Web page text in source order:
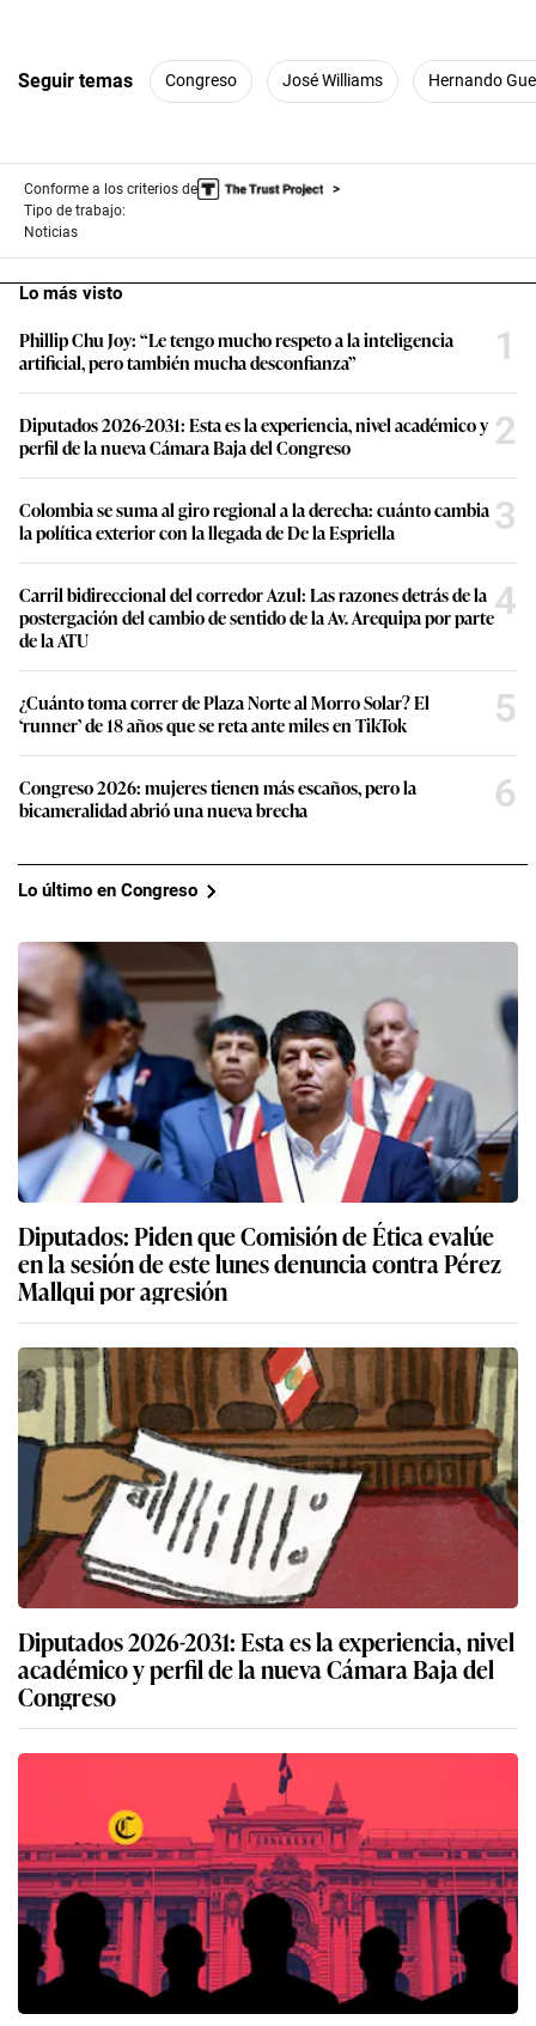
Seguir temas Congreso José Williams Hernando
Conforme a los criterios de
Tipo de trabajo:
Noticias
Lo más visto
Phillip Chu Joy: “Le tengo mucho respeto a la inteligencia
artificial, pero también mucha desconfianza”
1
Diputados 2026-2031: Esta es la experiencia, nivel académico y
perfil de la nueva Cámara Baja del Congreso
2
Colombia se suma al giro regional a la derecha: cuánto cambia
la política exterior con la llegada de De la Espriella
3
Carril bidireccional del corredor Azul: Las razones detrás de la
postergación del cambio de sentido de la Av. Arequipa por parte
de la ATU
4
¿Cuánto toma correr de Plaza Norte al Morro Solar? El
‘runner’ de 18 años que se reta ante miles en TikTok
5
Congreso 2026: mujeres tienen más escaños, pero la
bicameralidad abrió una nueva brecha
6
Lo último en Congreso
Diputados: Piden que Comisión de Ética evalúe
en la sesión de este lunes denuncia contra Pérez
Mallqui por agresión
Diputados 2026-2031: Esta es la experiencia, nivel
académico y perfil de la nueva Cámara Baja del
Congreso